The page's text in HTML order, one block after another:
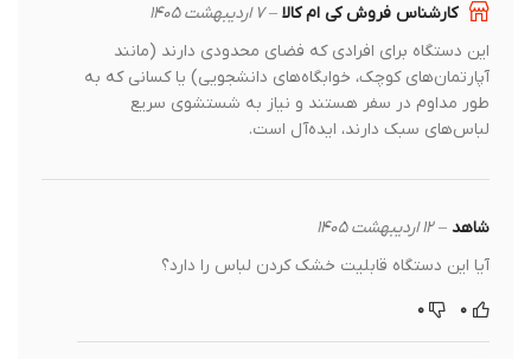
کارشناس فروش کی ام کالا– ۷ اردیبهشت ۱۴۰۵
این دستگاه برای افرادی که فضای محدودی دارند (مانند
آپارتمان‌های کوچک، خوابگاه‌های دانشجویی) یا کسانی که به
طور مداوم در سفر هستند و نیاز به شستشوی سریع
لباس‌های سبک دارند، ایده‌آل است.
شاهد– ۱۲ اردیبهشت ۱۴۰۵
آیا این دستگاه قابلیت خشک کردن لباس را دارد؟